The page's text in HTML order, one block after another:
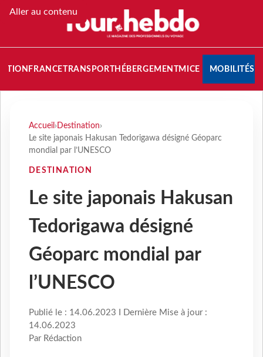
Aller au contenu
FRANCETRANSPORT HÉBERGEMENTMICE MOBILITÉS
Accueil › Destination›
Le site japonais Hakusan Tedorigawa désigné Géoparc
mondial par l’UNESCO
DESTINATION
Le site japonais Hakusan
Tedorigawa désigné
Géoparc mondial par
l’UNESCO
Publié le : 14.06.2023 I Dernière Mise à jour :
14.06.2023
Par Rédaction